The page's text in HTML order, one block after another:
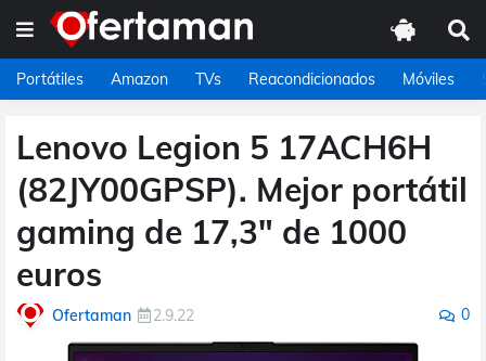
Portátiles Amazon TVs Reacondicionados Móviles
Lenovo Legion 5 17ACH6H
(82JY00GPSP). Mejor portátil
gaming de 17,3" de 1000
euros
Ofertaman 2.9.22 0